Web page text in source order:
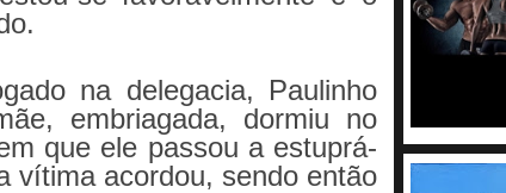
na delegacia, Paulinho
embriagada, dormiu no
que ele passou a estuprá-
vítima acordou, sendo então